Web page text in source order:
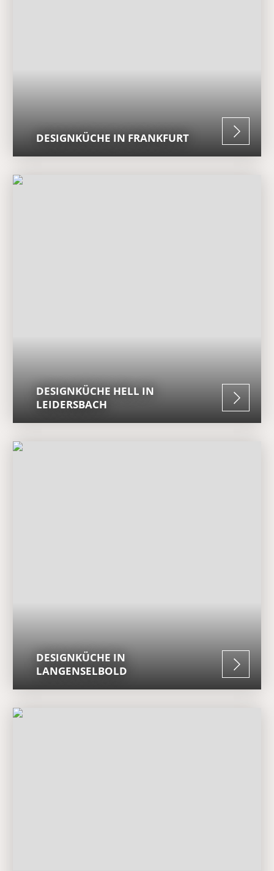
DESIGNKÜCHE IN FRANKFURT
DESIGNKÜCHE HELL IN
LEIDERSBACH
DESIGNKÜCHE IN
LANGENSELBOLD